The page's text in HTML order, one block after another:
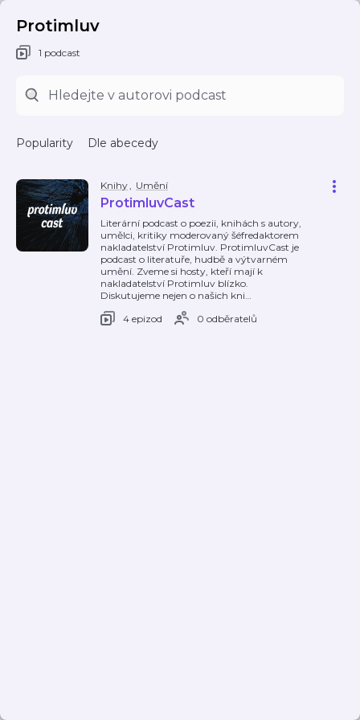
Protimluv
1 podcast
Popularity Dle abecedy
Knihy, Umění
ProtimluvCast
Literární podcast o poezii, knihách s autory,
umělci, kritiky moderovaný šéfredaktorem
nakladatelství Protimluv. ProtimluvCast je
podcast o literatuře, hudbě a výtvarném
umění. Zveme si hosty, kteří mají k
nakladatelství Protimluv blízko.
Diskutujeme nejen o našich kni…
4 epizod
0 odběratelů